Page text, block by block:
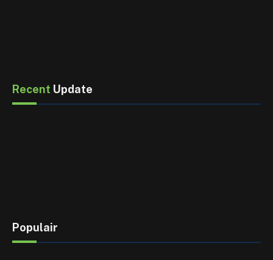
Recent Update
Populair